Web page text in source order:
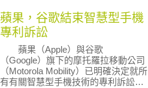
蘋果，谷歌結束智慧型手機
專利訴訟
蘋果（Apple）與谷歌
（Google）旗下的摩托羅拉移動公司
（Motorola Mobility）已明確決定就所
有有關智慧型手機技術的專利訴訟達